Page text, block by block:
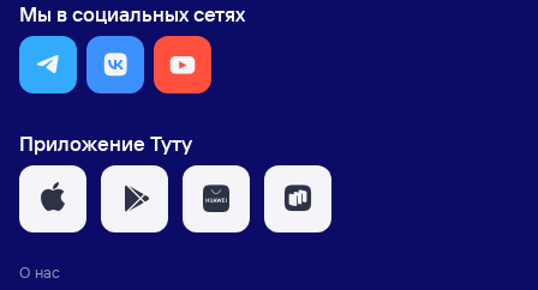
Мы в социальных сетях
Приложение Туту
О нас